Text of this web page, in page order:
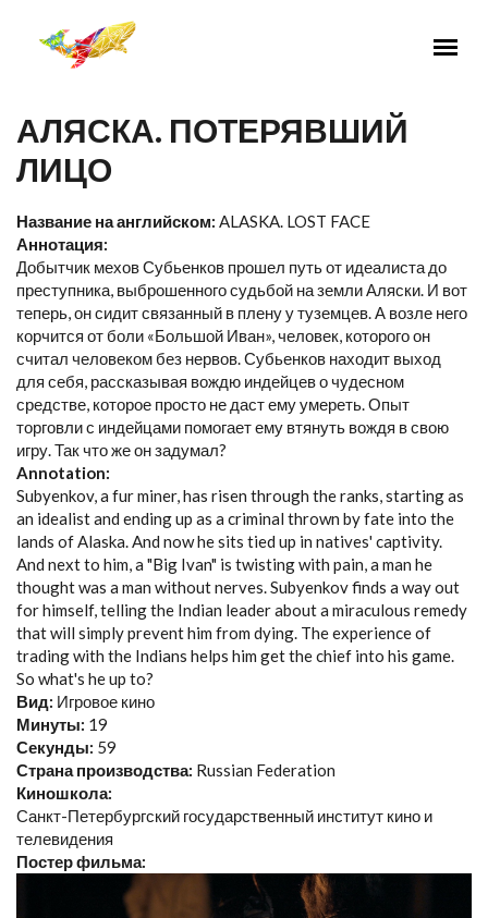
АЛЯСКА. ПОТЕРЯВШИЙ
ЛИЦО
Название на английском: ALASKA. LOST FACE
Аннотация:
Добытчик мехов Субьенков прошел путь от идеалиста до
преступника, выброшенного судьбой на земли Аляски. И вот
теперь, он сидит связанный в плену у туземцев. А возле него
корчится от боли «Большой Иван», человек, которого он
считал человеком без нервов. Субьенков находит выход
для себя, рассказывая вождю индейцев о чудесном
средстве, которое просто не даст ему умереть. Опыт
торговли с индейцами помогает ему втянуть вождя в свою
игру. Так что же он задумал?
Annotation:
Subyenkov, a fur miner, has risen through the ranks, starting as
an idealist and ending up as a criminal thrown by fate into the
lands of Alaska. And now he sits tied up in natives' captivity.
And next to him, a "Big Ivan" is twisting with pain, a man he
thought was a man without nerves. Subyenkov finds a way out
for himself, telling the Indian leader about a miraculous remedy
that will simply prevent him from dying. The experience of
trading with the Indians helps him get the chief into his game.
So what's he up to?
Вид: Игровое кино
Минуты: 19
Секунды: 59
Страна производства: Russian Federation
Киношкола:
Санкт-Петербургский государственный институт кино и
телевидения
Постер фильма: